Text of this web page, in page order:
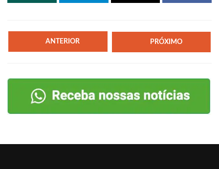
ANTERIOR PRÓXIMO